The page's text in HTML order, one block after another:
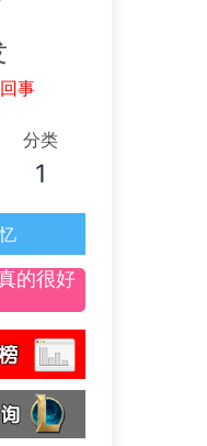
事
分类
1
的很好